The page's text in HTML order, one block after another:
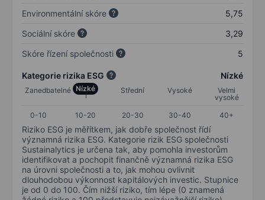
Environmentální skóre
5,75
Sociální skóre
3,29
Skóre řízení společnosti
5
Kategorie rizika ESG Nízké
Zanedbatelné Nízké Střední Vysoké
Velmi
vysoké
0-10
10-20 20-30 30-40 40+
Riziko ESG je měřítkem, jak dobře společnost řídí
významná rizika ESG. Kategorie rizik ESG společnosti
Sustainalytics je určena tak, aby pomohla investorům
identifikovat a pochopit finančně významná rizika ESG
na úrovni společnosti a to, jak mohou ovlivnit
dlouhodobou výkonnost kapitálových investic. Stupnice
je od 0 do 100. Čím nižší riziko, tím lépe (0 znamená